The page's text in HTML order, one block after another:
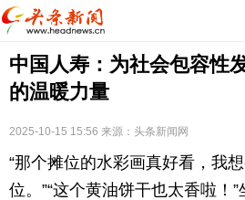
首
页
娱
乐
科
地
汽
中国人寿：为社会包容性
的温暖力量
2025-10-15 15:56 来源： 头条新闻网
“那个摊位的水彩画真好看，我
位。”“这个黄油饼干也太香啦！